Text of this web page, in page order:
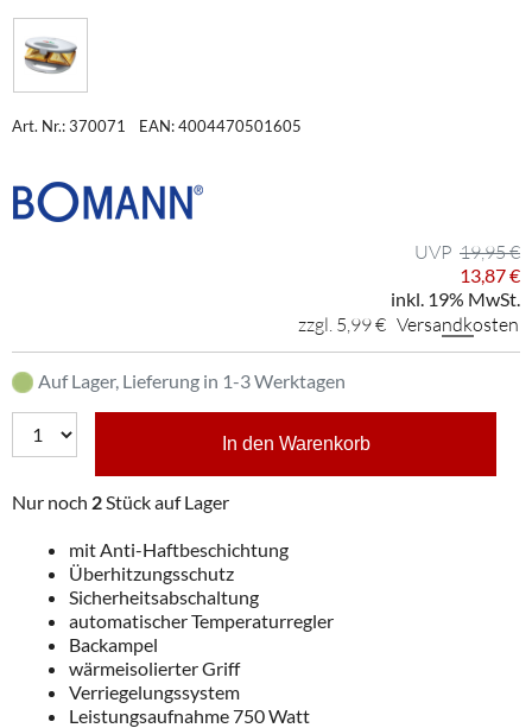
Art. Nr.: 370071 EAN: 4004470501605
19,95 €
13,87 €
inkl. 19% MwSt.
zzgl. 5,99 € Versandkosten
Auf Lager, Lieferung in 1-3 Werktagen
In den Warenkorb
Nur noch 2Stück auf Lager
mit Anti-Haftbeschichtung
Überhitzungsschutz
Sicherheitsabschaltung
automatischer Temperaturregler
Backampel
wärmeisolierter Griff
Verriegelungssystem
Leistungsaufnahme 750 Watt